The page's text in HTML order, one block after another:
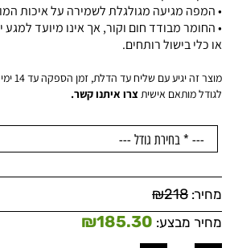
• המפה מגיעה מגולגלת לשמירה על איכות
• החומר מבודד חום וקור, אך אינו מיועד
או כלי בישול רותחים.
מוצר זה יגיע עם שליח עד הדלת, זמן הספקה עד 14 ימי עסקים.
לגודל מותאם אישיתצרו איתנו קשר.
מחיר: ₪218
מחיר מבצע: ₪185.30